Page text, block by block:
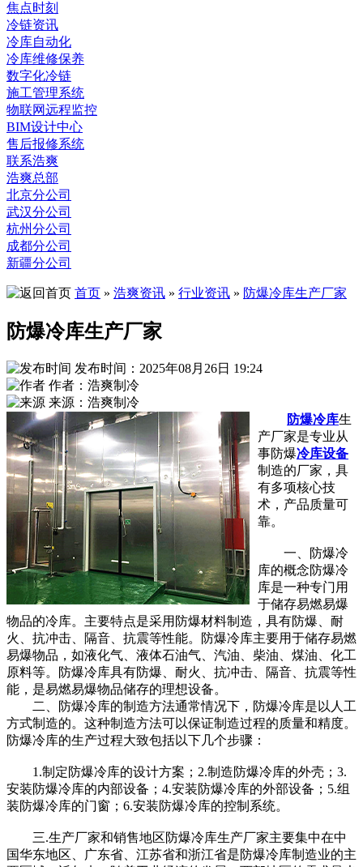
焦点时刻
冷链资讯
冷库自动化
冷库维修保养
数字化冷链
施工管理系统
物联网远程监控
BIM设计中心
售后报修系统
联系浩爽
浩爽总部
北京分公司
武汉分公司
杭州分公司
成都分公司
新疆分公司
首页 » 浩爽资讯 » 行业资讯 » 防爆冷库生产厂家
防爆冷库生产厂家
发布时间：2025年08月26日 19:24
作者：浩爽制冷
来源：浩爽制冷
防爆冷库生
产厂家是专业从
事防爆冷库设备
制造的厂家，具
有多项核心技
术，产品质量可
靠。
一、防爆冷
库的概念防爆冷
库是一种专门用
于储存易燃易爆
物品的冷库。主要特点是采用防爆材料制造，具有防爆、耐
火、抗冲击、隔音、抗震等性能。防爆冷库主要用于储存易燃
易爆物品，如液化气、液体石油气、汽油、柴油、煤油、化工
原料等。防爆冷库具有防爆、耐火、抗冲击、隔音、抗震等性
能，是易燃易爆物品储存的理想设备。
二、防爆冷库的制造方法通常情况下，防爆冷库是以人工
方式制造的。这种制造方法可以保证制造过程的质量和精度。
防爆冷库的生产过程大致包括以下几个步骤：
1.制定防爆冷库的设计方案；2.制造防爆冷库的外壳；3.
安装防爆冷库的内部设备；4.安装防爆冷库的外部设备；5.组
装防爆冷库的门窗；6.安装防爆冷库的控制系统。
三.生产厂家和销售地区防爆冷库生产厂家主要集中在中
国华东地区、广东省、江苏省和浙江省是防爆冷库制造业的主